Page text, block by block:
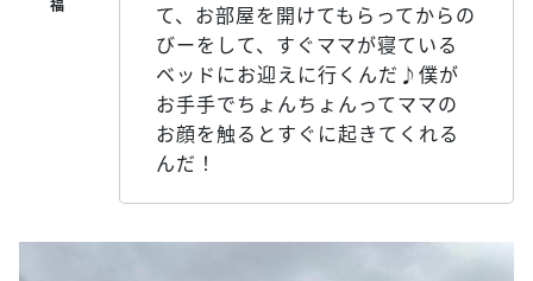
て、お部屋を開けてもらってからの
びーをして、すぐママが寝ている
ベッドにお迎えに行くんだ♪僕が
お手手でちょんちょんってママの
お顔を触るとすぐに起きてくれる
んだ！